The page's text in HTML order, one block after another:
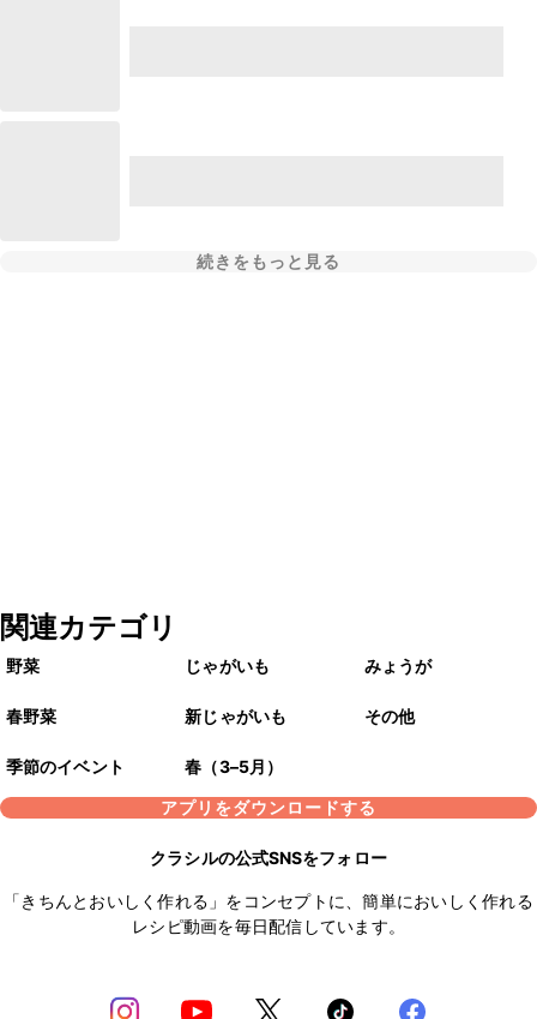
続きをもっと見る
関連カテゴリ
野菜 じゃがいも みょうが
春野菜 新じゃがいも その他
季節のイベント
春（3–5月）
アプリをダウンロードする
クラシルの公式SNSをフォロー
「きちんとおいしく作れる」をコンセプトに、簡単においしく作れる
レシピ動画を毎日配信しています。